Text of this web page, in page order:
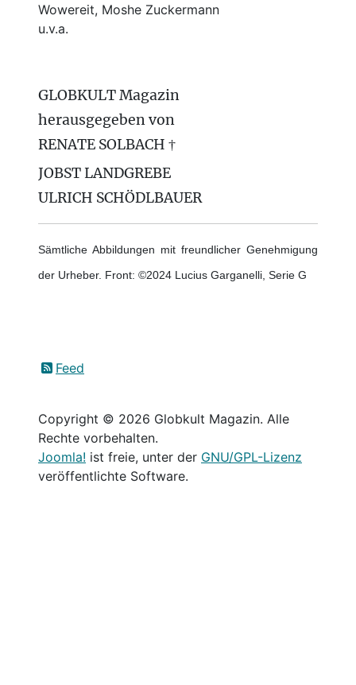
Wowereit, Moshe Zuckermann
u.v.a.
GLOBKULT Magazin
herausgegeben von
RENATE SOLBACH †
JOBST LANDGREBE
ULRICH SCHÖDLBAUER
Sämtliche Abbildungen mit freundlicher Genehmigung
der Urheber. Front: ©2024 Lucius Garganelli, Serie G
Feed
Copyright © 2026 Globkult Magazin. Alle
Rechte vorbehalten.
Joomla! ist freie, unter der GNU/GPL-Lizenz
veröffentlichte Software.